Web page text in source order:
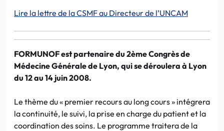
Lire la lettre de la CSMF au Directeur de l’UNCAM
FORMUNOF est partenaire du 2ème Congrès de
Médecine Générale de Lyon, qui se déroulera à Lyon
du 12 au 14 juin 2008.
Le thème du « premier recours au long cours » intégrera
la continuité, le suivi, la prise en charge du patient et la
coordination des soins. Le programme traitera de la